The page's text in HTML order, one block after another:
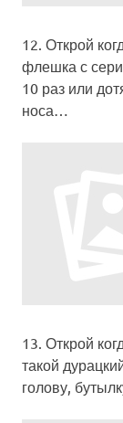
12. Открой
флешка с
10 раз или
носа…
13. Открой
такой
голову,